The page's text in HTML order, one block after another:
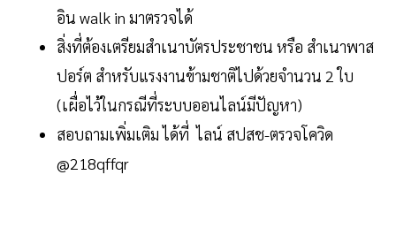
อิน walk in มาตรวจได้
สิ่งที่ต้องเตรียมสำเนาบัตรประชาชน หรือ สำเนาพาส
ปอร์ต สำหรับแรงงานข้ามชาติไปด้วยจำนวน 2 ใบ
(เผื่อไว้ในกรณีที่ระบบออนไลน์มีปัญหา)
สอบถามเพิ่มเติม ได้ที่ ไลน์ สปสช-ตรวจโควิด
@218qffqr